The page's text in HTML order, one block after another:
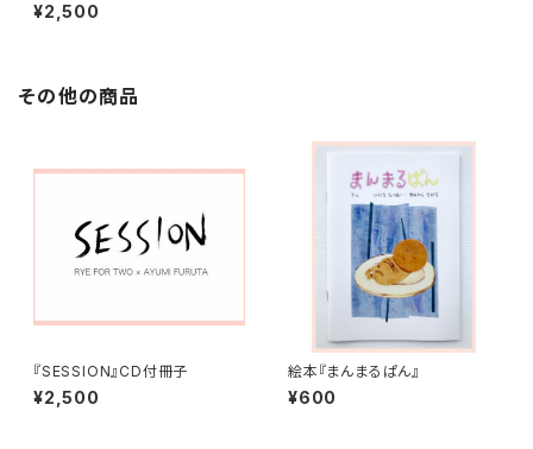
¥2,500
その他の商品
『SESSION』CD付冊子
¥2,500
絵本『まんまるぱん』
¥600